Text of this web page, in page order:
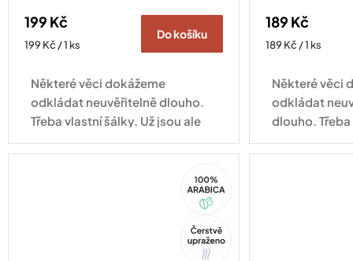
199 Kč
Měrná
199 Kč / 1 ks
Do košíku
Některé věci dokážeme
odkládat neuvěřitelně dlouho.
Třeba vlastní šálky. Už jsou ale
tady! Některé věci si zaslouží
trochu víc prostoru. Třeba
cappuccino. A přesně proto...
189 Kč
Měrná
189 Kč / 1 ks
Některé věci
odkládat
dlouho.
Už jsou ale
espresso o
Tip
Arabica